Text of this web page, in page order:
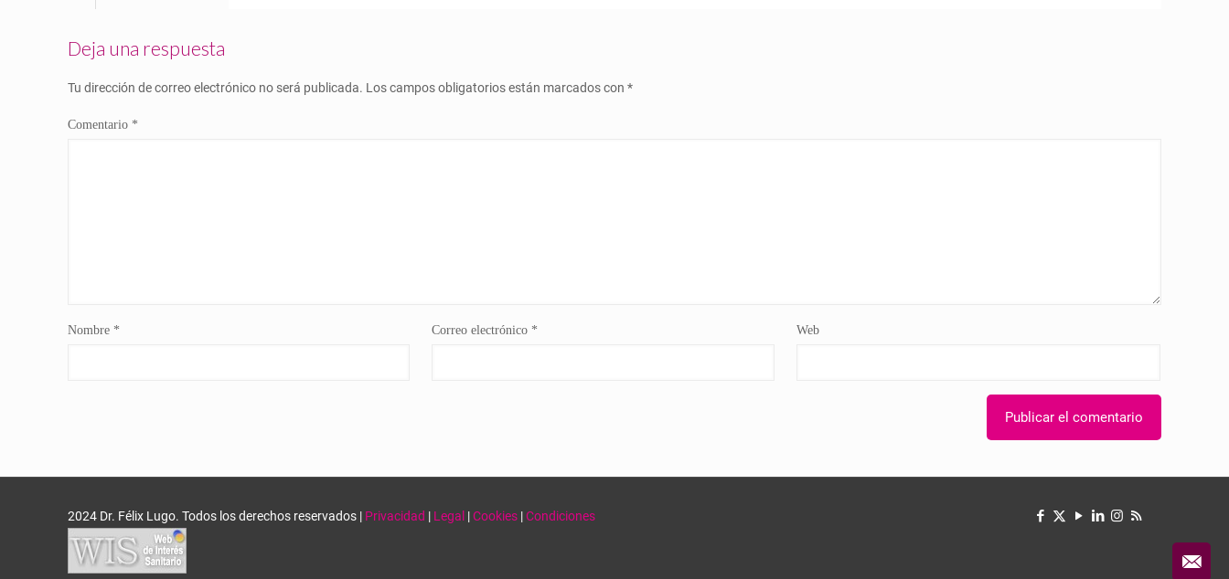
Deja una respuesta
Tu dirección de correo electrónico no será publicada. Los campos obligatorios están marcados con *
Comentario *
Nombre * Correo electrónico * Web
2024 Dr. Félix Lugo. Todos los derechos reservados | Privacidad | Legal |Cookies |Condiciones